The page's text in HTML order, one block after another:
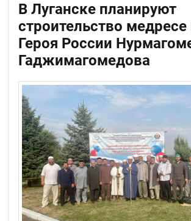
В Луганске планируют
строительство
Героя России
Гаджимагомедова